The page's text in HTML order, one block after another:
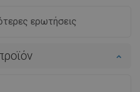
ερωτήσεις